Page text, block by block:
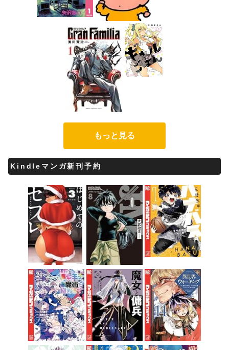
もっと見る
Kindleマンガ新刊予約